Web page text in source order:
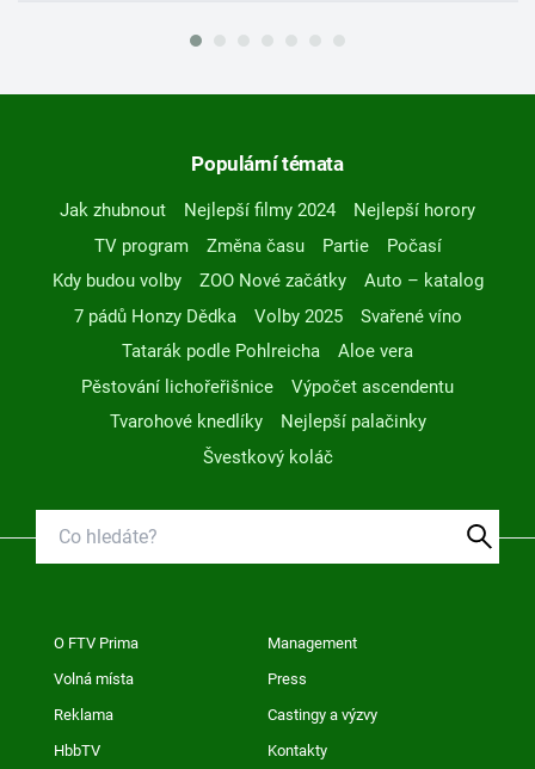
Populární témata
Jak zhubnout Nejlepší filmy 2024
Nejlepší horory
TV program
Změna času Partie
Počasí
Kdy budou volby
ZOO Nové začátky
Auto – katalog
7 pádů Honzy Dědka
Volby 2025
Svařené víno
Tatarák podle Pohlreicha
Aloe vera
Pěstování lichořeřišnice
Výpočet ascendentu
Tvarohové knedlíky
Nejlepší palačinky
Švestkový koláč
O FTV Prima Management
Volná místa Press
Reklama Castingy a výzvy
HbbTV Kontakty